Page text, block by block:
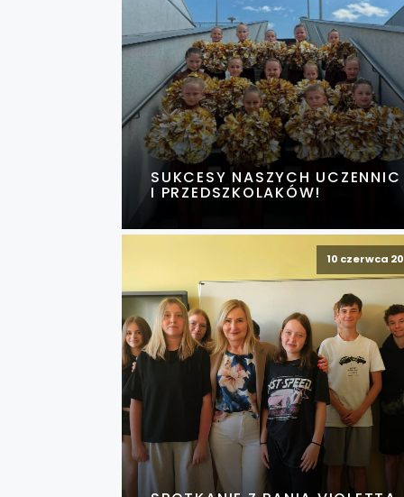
SUKCESY NASZYCH UCZENNIC
I PRZEDSZKOLAKÓW!
10 czerwca